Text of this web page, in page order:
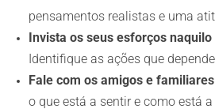
pensamentos realistas e uma
Invista os seus esforços
Identifique as ações que
Fale com os amigos e
o que está a sentir e como está